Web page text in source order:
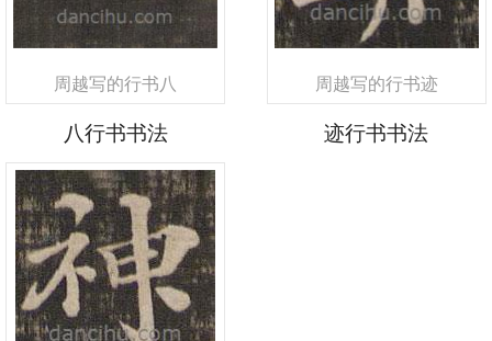
周越写的行书八
八行书书法
周越写的行书迹
迹行书书法